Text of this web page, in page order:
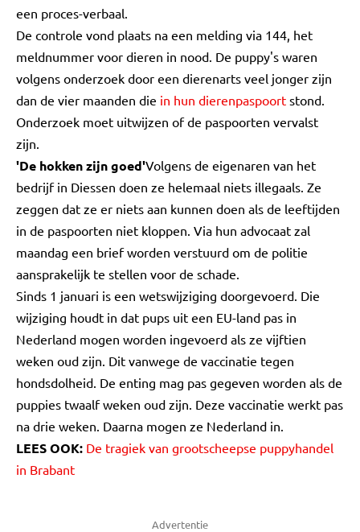
een proces-verbaal.
De controle vond plaats na een melding via 144, het
meldnummer voor dieren in nood. De puppy's waren
volgens onderzoek door een dierenarts veel jonger zijn
dan de vier maanden die in hun dierenpaspoort stond.
Onderzoek moet uitwijzen of de paspoorten vervalst
zijn.
'De hokken zijn goed'Volgens de eigenaren van het
bedrijf in Diessen doen ze helemaal niets illegaals. Ze
zeggen dat ze er niets aan kunnen doen als de leeftijden
in de paspoorten niet kloppen. Via hun advocaat zal
maandag een brief worden verstuurd om de politie
aansprakelijk te stellen voor de schade.
Sinds 1 januari is een wetswijziging doorgevoerd. Die
wijziging houdt in dat pups uit een EU-land pas in
Nederland mogen worden ingevoerd als ze vijftien
weken oud zijn. Dit vanwege de vaccinatie tegen
hondsdolheid. De enting mag pas gegeven worden als de
puppies twaalf weken oud zijn. Deze vaccinatie werkt pas
na drie weken. Daarna mogen ze Nederland in.
LEES OOK: De tragiek van grootscheepse puppyhandel
in Brabant
Advertentie